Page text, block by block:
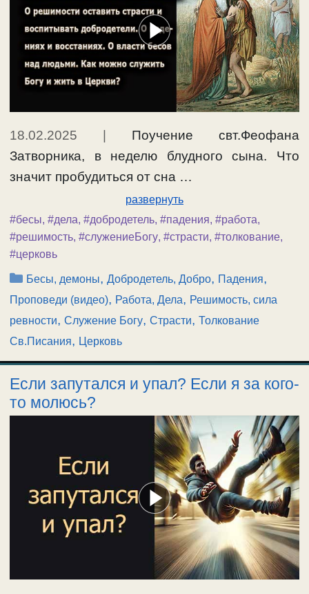
18.02.2025 | Поучение свт.Феофана
Затворника, в неделю блудного сына. Что
значит пробудиться от сна …
развернуть
#бесы, #дела, #добродетель, #падения, #работа,
#решимость, #служениеБогу, #страсти, #толкование,
#церковь
Рубрики
Бесы, демоны,Добродетель, Добро, Падения,
Проповеди (видео), Работа, Дела, Решимость, сила
ревности, Служение Богу, Страсти, Толкование
Св.Писания, Церковь
Если запутался и упал? Если я за кого-
то молюсь?